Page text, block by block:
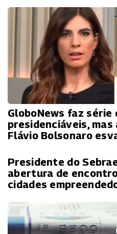
GloboNews faz
presidenciáveis,
Flávio Bolsonaro
Presidente do
abertura de
cidades